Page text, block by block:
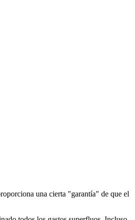
una cierta "garantía" de que el